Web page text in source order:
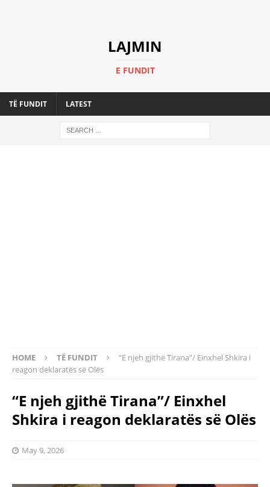
LAJMIN
E FUNDIT
TË FUNDIT LATEST
HOME TË FUNDIT
“E njeh gjithë Tirana”/ Einxhel Shkira i
reagon deklaratës së Olës
“E njeh gjithë Tirana”/ Einxhel
Shkira i reagon deklaratës së Olës
May 9, 2026